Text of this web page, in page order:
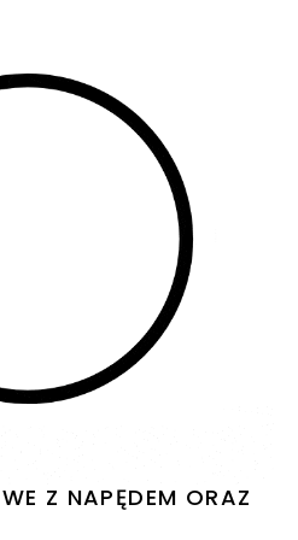
Z NAPĘDEM ORAZ